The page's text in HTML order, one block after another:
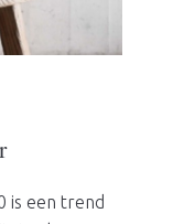
is een trend